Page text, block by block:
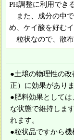
PH調整に利用でき
また、成分の中で
め、ケイ酸を好む
粒状なので、散布
●土壌の物理性の
正）に効果がありま
●肥料効果として
な状態で維持しま
れます。
●粒状品ですから機